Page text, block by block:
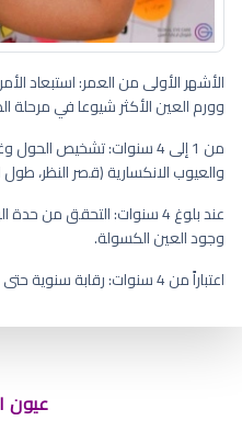
الأشهر الأولى من العمر: استبعاد
وورم العين الأكثر شيوعا في
من 1 إلى 4 سنوات: تشخيص
والعيوب الانكسارية (قصر النظر، طول
عند بلوغ 4 سنوات: التحقق من
وجود العين الكسولة.
اعتباراً من 4 سنوات: رقابة سنوية حتى بلوغ 14 سنة
عيون